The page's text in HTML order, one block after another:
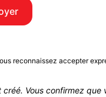
reconnaissez accepter
Vous confirmez que